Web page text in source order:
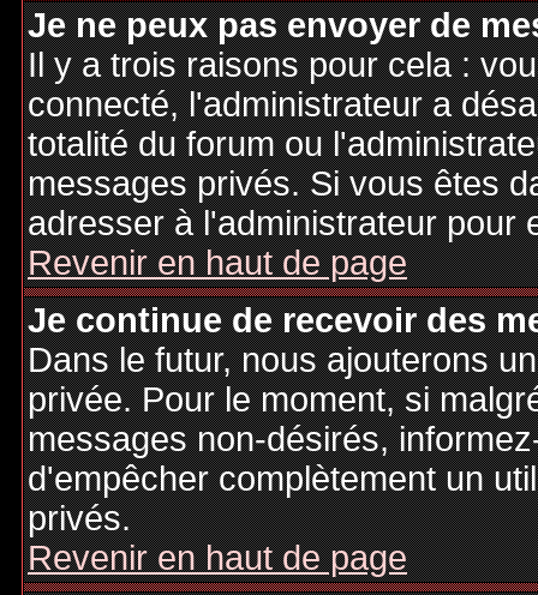
Je ne peux pas envoyer de
Il y a trois raisons pour cela :
connecté, l'administrateur a
totalité du forum ou
messages privés. Si vous êtes
adresser à l'administrateur pour
Revenir en haut de page
Je continue de recevoir des
Dans le futur, nous ajouterons
privée. Pour le moment, si
messages non-désirés,
d'empêcher complètement un
privés.
Revenir en haut de page